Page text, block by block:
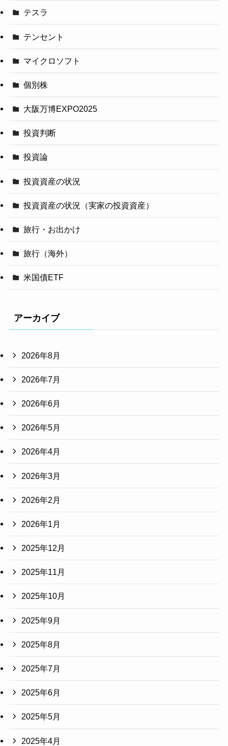
テスラ
テンセント
マイクロソフト
個別株
大阪万博EXPO2025
投資判断
投資論
投資資産の状況
投資資産の状況（実家の投資資産）
旅行・お出かけ
旅行（海外）
米国債ETF
アーカイブ
2026年8月
2026年7月
2026年6月
2026年5月
2026年4月
2026年3月
2026年2月
2026年1月
2025年12月
2025年11月
2025年10月
2025年9月
2025年8月
2025年7月
2025年6月
2025年5月
2025年4月